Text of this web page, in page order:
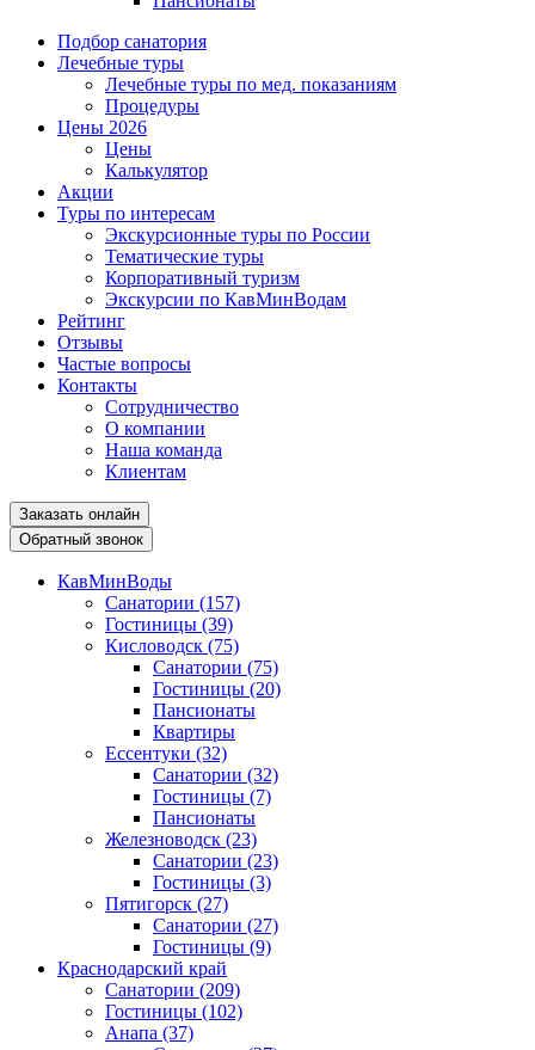
Подбор санатория
Лечебные туры
Лечебные туры по мед. показаниям
Процедуры
Цены 2026
Цены
Калькулятор
Акции
Туры по интересам
Экскурсионные туры по России
Тематические туры
Корпоративный туризм
Экскурсии по КавМинВодам
Рейтинг
Отзывы
Частые вопросы
Контакты
Сотрудничество
О компании
Наша команда
Клиентам
Заказать онлайн
Обратный звонок
КавМинВоды
Санатории (157)
Гостиницы (39)
Кисловодск (75)
Санатории (75)
Гостиницы (20)
Пансионаты
Квартиры
Ессентуки (32)
Санатории (32)
Гостиницы (7)
Пансионаты
Железноводск (23)
Санатории (23)
Гостиницы (3)
Пятигорск (27)
Санатории (27)
Гостиницы (9)
Краснодарский край
Санатории (209)
Гостиницы (102)
Анапа (37)